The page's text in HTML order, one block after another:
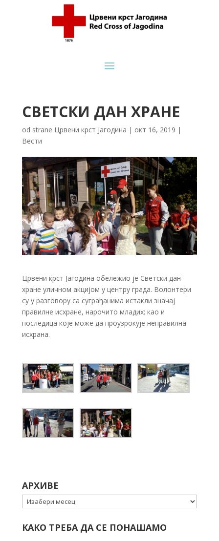
СВЕТСКИ ДАН ХРАНЕ
od strane Црвени крст Јагодина | окт 16, 2019 |
Вести
Црвени крст Јагодина обележио је Светски дан
хране уличном акцијом у центру града. Волонтери
су у разговору са суграђанима истакли значај
правилне исхране, нарочито младих; као и
последица које може да проузрокује неправилна
исхрана.
АРХИВЕ
Архиве
КАКО ТРЕБА ДА СЕ ПОНАШАМО